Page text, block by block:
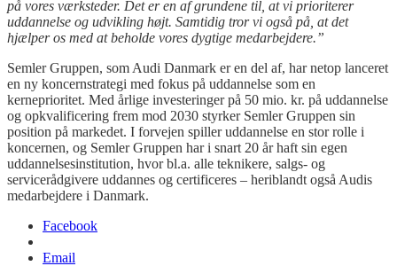
på vores værksteder. Det er en af grundene til, at vi prioriterer
uddannelse og udvikling højt. Samtidig tror vi også på, at det
hjælper os med at beholde vores dygtige medarbejdere.”
Semler Gruppen, som Audi Danmark er en del af, har netop lanceret
en ny koncernstrategi med fokus på uddannelse som en
kerneprioritet. Med årlige investeringer på 50 mio. kr. på uddannelse
og opkvalificering frem mod 2030 styrker Semler Gruppen sin
position på markedet. I forvejen spiller uddannelse en stor rolle i
koncernen, og Semler Gruppen har i snart 20 år haft sin egen
uddannelsesinstitution, hvor bl.a. alle teknikere, salgs- og
servicerådgivere uddannes og certificeres – heriblandt også Audis
medarbejdere i Danmark.
Facebook
Email